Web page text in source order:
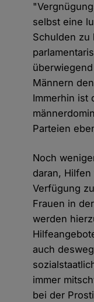
selbst eine
Schulden zu
Männern
Immerhin ist
Parteien
Noch
daran,
Verfügung
Frauen in
werden
auch
immer
bei der